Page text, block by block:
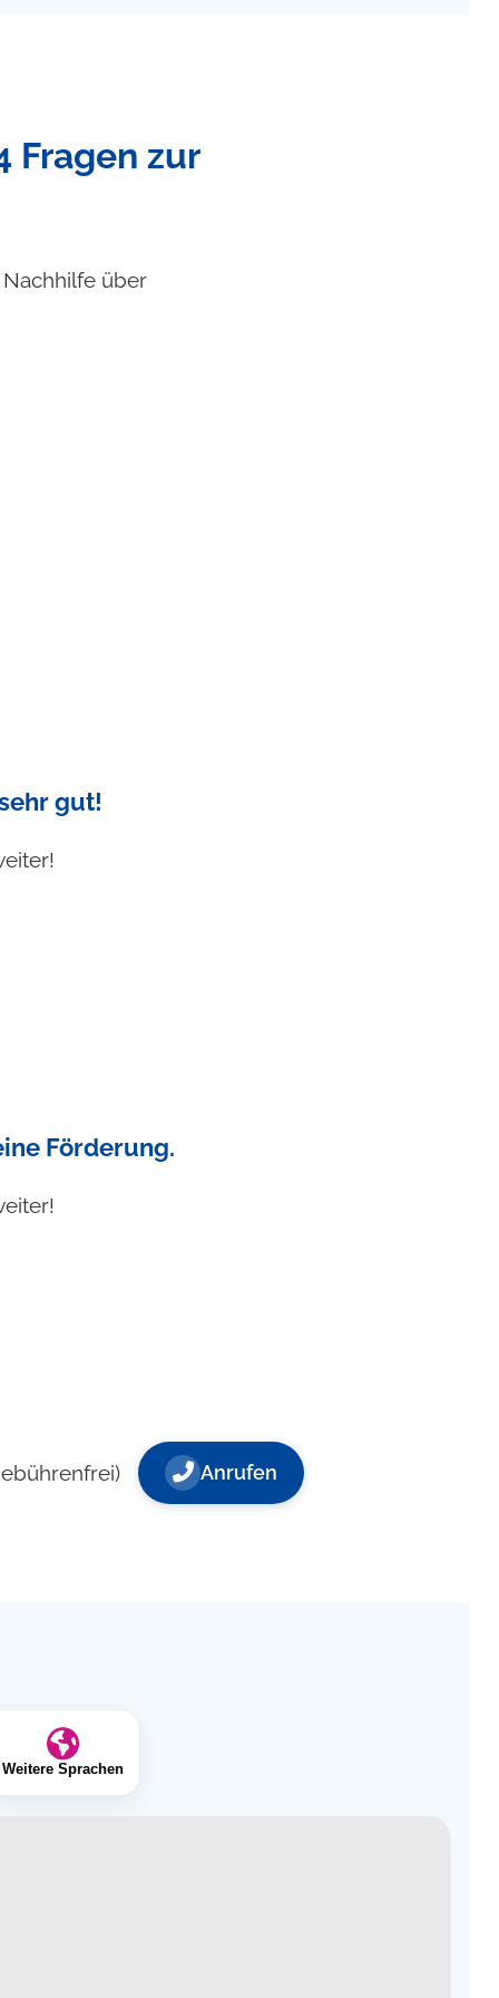
Fragen zur
über
gut!
Förderung.
Anrufen
Weitere Sprachen